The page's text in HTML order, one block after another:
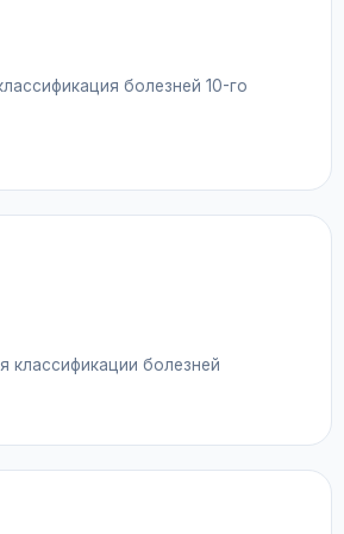
болезней 10-го
классификации болезней